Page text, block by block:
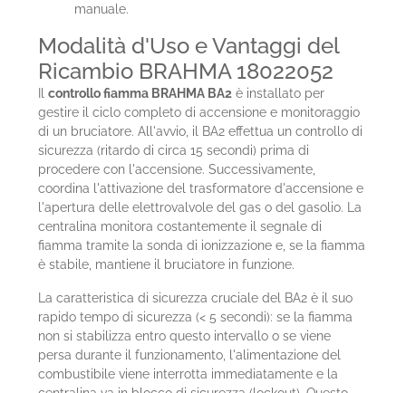
manuale.
Modalità d'Uso e Vantaggi del
Ricambio BRAHMA 18022052
Ilcontrollo fiamma BRAHMA BA2 è installato per
gestire il ciclo completo di accensione e monitoraggio
di un bruciatore. All'avvio, il BA2 effettua un controllo di
sicurezza (ritardo di circa 15 secondi) prima di
procedere con l'accensione. Successivamente,
coordina l'attivazione del trasformatore d'accensione e
l'apertura delle elettrovalvole del gas o del gasolio. La
centralina monitora costantemente il segnale di
fiamma tramite la sonda di ionizzazione e, se la fiamma
è stabile, mantiene il bruciatore in funzione.
La caratteristica di sicurezza cruciale del BA2 è il suo
rapido tempo di sicurezza (< 5 secondi): se la fiamma
non si stabilizza entro questo intervallo o se viene
persa durante il funzionamento, l'alimentazione del
combustibile viene interrotta immediatamente e la